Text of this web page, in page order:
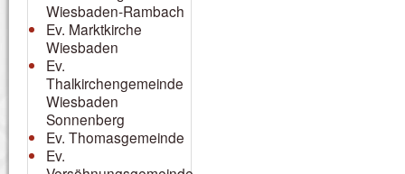
Wiesbaden-Rambach
Ev. Marktkirche
Wiesbaden
Ev.
Thalkirchengemeinde
Wiesbaden
Sonnenberg
Ev. Thomasgemeinde
Ev.